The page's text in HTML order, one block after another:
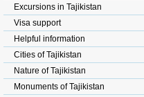
Excursions in Tajikistan
Visa support
Helpful information
Cities of Tajikistan
Nature of Tajikistan
Monuments of Tajikistan